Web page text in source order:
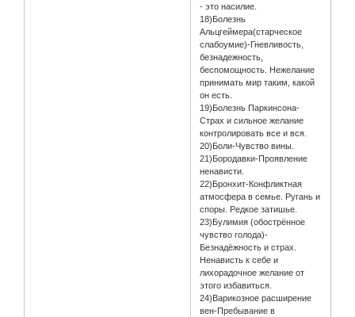
- это насилие.
18)Болезнь
Альцгеймера(старческое
слабоумие)-Гневливость,
безнадежность,
беспомощность. Нежелание
принимать мир таким, какой
он есть.
19)Болезнь Паркинсона-
Страх и сильное желание
контролировать все и вся.
20)Боли-Чувство вины.
21)Бородавки-Проявление
ненависти.
22)Бронхит-Конфликтная
атмосфера в семье. Ругань и
споры. Редкое затишье.
23)Булимия (обострённое
чувство голода)-
Безнадёжность и страх.
Ненависть к себе и
лихорадочное желание от
этого избавиться.
24)Варикозное расширение
вен-Пребывание в